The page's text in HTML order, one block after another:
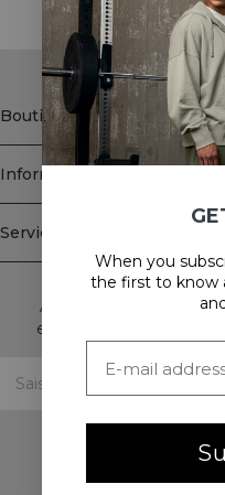
Boutique
Information
Service client
Abonnez-vous à notre
exclusives, nos
When you
the first to know